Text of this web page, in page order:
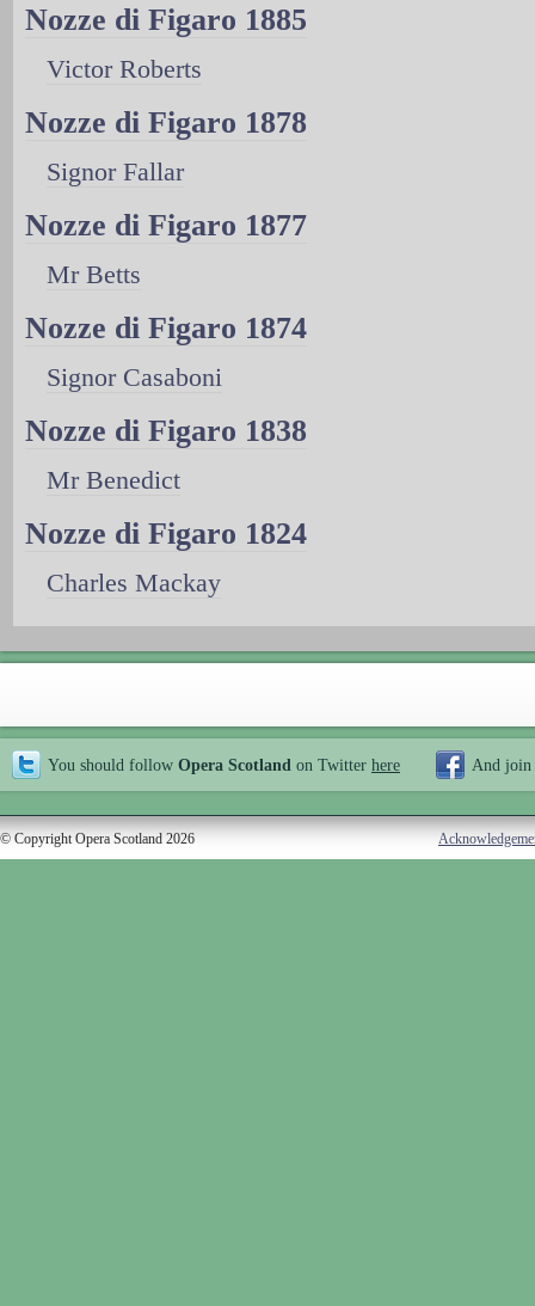
Nozze di Figaro 1885
Victor Roberts
Nozze di Figaro 1878
Signor Fallar
Nozze di Figaro 1877
Mr Betts
Nozze di Figaro 1874
Signor Casaboni
Nozze di Figaro 1838
Mr Benedict
Nozze di Figaro 1824
Charles Mackay
You should follow Opera Scotland on Twitter here And join
© Copyright Opera Scotland 2026